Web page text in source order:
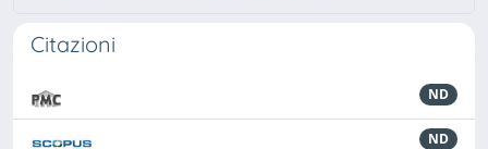
Citazioni
ND
ND